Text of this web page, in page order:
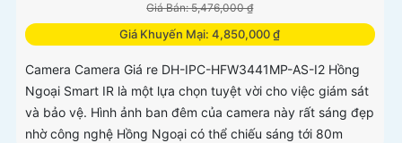
Giá Bán: 5,476,000 ₫
Giá Khuyến Mại: 4,850,000 ₫
Camera Camera Giá re DH-IPC-HFW3441MP-AS-I2 Hồng
Ngoại Smart IR là một lựa chọn tuyệt vời cho việc giám sát
và bảo vệ. Hình ảnh ban đêm của camera này rất sáng đẹp
nhờ công nghệ Hồng Ngoại có thể chiếu sáng tới 80m